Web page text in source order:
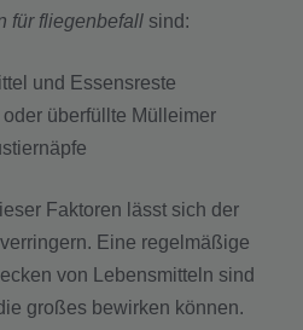
für fliegenbefall sind:
und Essensreste
überfüllte Mülleimer
Faktoren lässt sich der
Eine regelmäßige
von Lebensmitteln sind
großes bewirken können.